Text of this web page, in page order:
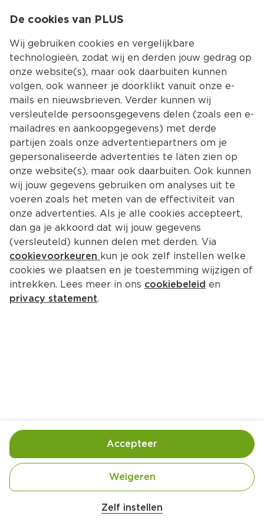
Kies jouw
Terug Producten
Santa Maria Dip Nacho Cheese
Per Pot 240 ml  (per liter €14.54)
Handige informatie over dit product
De cookies van PLUS
Wij gebruiken cookies en vergelijkbare
technologieën, zodat wij en derden jouw gedrag op
onze website(s), maar ook daarbuiten kunnen
volgen, ook wanneer je doorklikt vanuit onze e-
mails en nieuwsbrieven. Verder kunnen wij
versleutelde persoonsgegevens delen (zoals een e-
mailadres en aankoopgegevens) met derde
partijen zoals onze advertentiepartners om je
gepersonaliseerde advertenties te laten zien op
onze website(s), maar ook daarbuiten. Ook kunnen
wij jouw gegevens gebruiken om analyses uit te
voeren zoals het meten van de effectiviteit van
onze advertenties. Als je alle cookies accepteert,
dan ga je akkoord dat wij jouw gegevens
(versleuteld) kunnen delen met derden. Via
cookievoorkeuren kun je ook zelf instellen welke
cookies we plaatsen en je toestemming wijzigen of
intrekken. Lees meer in ons cookiebeleid en
privacy statement.
Zelf instellen
Weigeren
Accepteer